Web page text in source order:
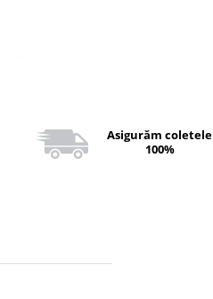
Asigurăm coletele
100%